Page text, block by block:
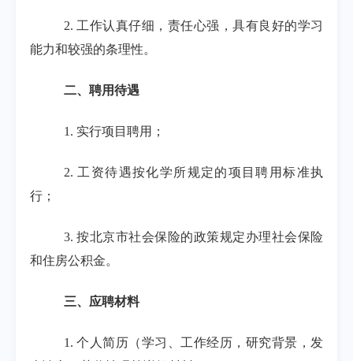
2. 工作认真仔细，责任心强，具有良好的学习
能力和较强的条理性。
二、聘用待遇
1. 实行项目聘用；
2. 工资待遇按化学所规定的项目聘用标准执
行；
3.按北京市社会保险的政策规定办理社会保险
和住房公积金。
三、应聘材料
1.个人简历（学习、工作经历，研究背景，发